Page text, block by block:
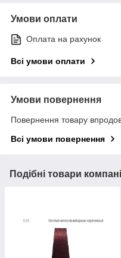
Умови оплати
Оплата на рахунок
Всі умови оплати
Умови повернення
Повернення товару
Всі умови повернення
Подібні товари